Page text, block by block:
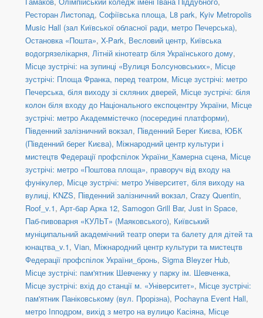
Ресторан Листопад, Софіївська площа, L8 park, Kyiv Metropolis
Music Hall (зал Київської обласної ради, метро Печерська),
Остановка «Пошта», X-Park, Весловий центр, Київська
водогрязелікарня, Літній кінотеатр біля Українського дому,
Місце зустрічі: на зупинці «Вулиця Болсуновських», Місце
зустрічі: Площа Франка, перед театром, Місце зустрічі: метро
Печерська, біля виходу зі скляних дверей, Місце зустрічі: біля
колон біля входу до Національного експоцентру України, Місце
зустрічі: метро Академмістечко (посередині платформи),
Південний залізничний вокзал, Південний Берег Києва, ЮБК
(Південний берег Києва), Міжнародний центр культури і
мистецтв Федерації профспілок України_Камерна сцена, Місце
зустрічі: метро «Поштова площа», праворуч від входу на
фунікулер, Місце зустрічі: метро Університет, біля виходу на
вулиці, KNZS, Південний залізничний вокзал, Crazy Quentin,
Roof_v.1, Арт-бар Арка 12, Samogon Grill Bar, Just in Space,
Паб-пивоварня «КУЛЬТ» (Маяковського), Київський
муніципальний академічний театр опери та балету для дітей та
юнацтва_v.1, Vian, Міжнародний центр культури та мистецтв
Федерації профспілок України_бронь, Sigma Bleyzer Hub,
Місце зустрічі: пам'ятник Шевченку у парку ім. Шевченка,
Місце зустрічі: вхід до станції м. «Університет», Місце зустрічі:
пам'ятник Паніковському (вул. Прорізна), Pochayna Event Hall,
метро Іпподром, вихід з метро на вулицю Касіяна, Місце